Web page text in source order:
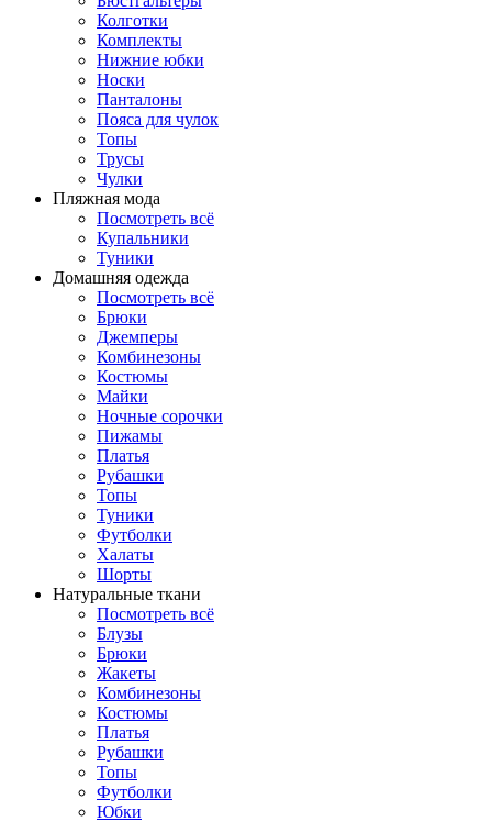
Колготки
Комплекты
Нижние юбки
Носки
Панталоны
Поясa для чулок
Топы
Трусы
Чулки
Пляжная мода
Посмотреть всё
Купальники
Туники
Домашняя одежда
Посмотреть всё
Брюки
Джемперы
Комбинезоны
Костюмы
Майки
Ночные сорочки
Пижамы
Платья
Рубашки
Топы
Туники
Футболки
Халаты
Шорты
Натуральные ткани
Посмотреть всё
Блузы
Брюки
Жакеты
Комбинезоны
Костюмы
Платья
Рубашки
Топы
Футболки
Юбки